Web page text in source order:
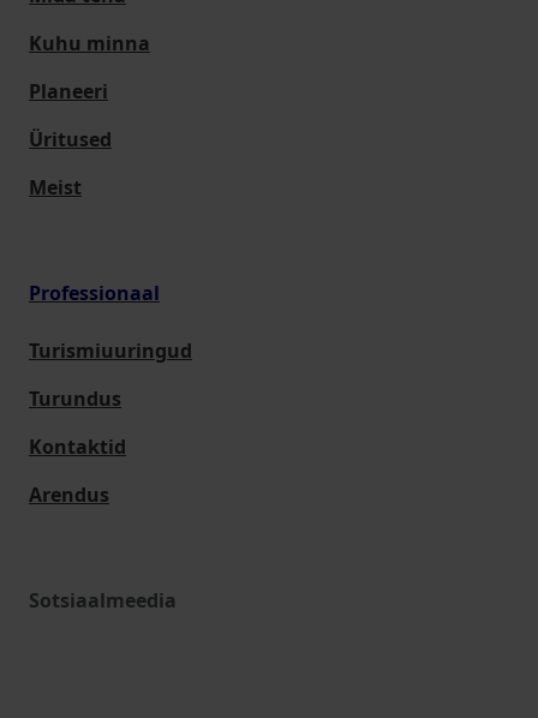
Kuhu minna
Planeeri
Üritused
Meist
Professionaal
Turismiuuringud
Turundus
Kontaktid
Arendus
Sotsiaalmeedia